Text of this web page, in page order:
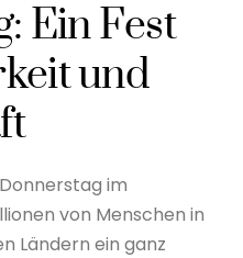
Ein Fest
und
im
von Menschen in
Ländern ein ganz